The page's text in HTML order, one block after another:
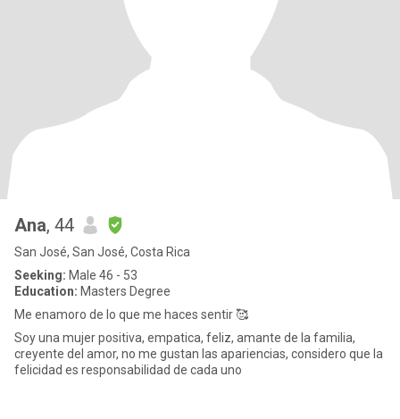
Ana, 44
San José, San José, Costa Rica
Seeking: Male 46 - 53
Education: Masters Degree
Me enamoro de lo que me haces sentir 🥰
Soy una mujer positiva, empatica, feliz, amante de la familia,
creyente del amor, no me gustan las apariencias, considero que la
felicidad es responsabilidad de cada uno